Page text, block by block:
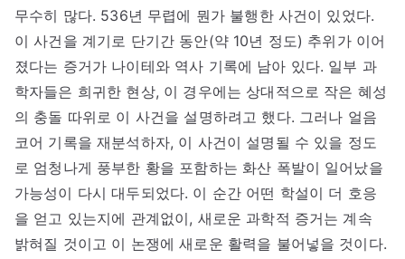
무수히 많다. 536년 무렵에 뭔가 불행한 사건이 있었다.
이 사건을 계기로 단기간 동안(약 10년 정도) 추위가 이어
졌다는 증거가 나이테와 역사 기록에 남아 있다. 일부 과
학자들은 희귀한 현상, 이 경우에는 상대적으로 작은 혜성
의 충돌 따위로 이 사건을 설명하려고 했다. 그러나 얼음
코어 기록을 재분석하자, 이 사건이 설명될 수 있을 정도
로 엄청나게 풍부한 황을 포함하는 화산 폭발이 일어났을
가능성이 다시 대두되었다. 이 순간 어떤 학설이 더 호응
을 얻고 있는지에 관계없이, 새로운 과학적 증거는 계속
밝혀질 것이고 이 논쟁에 새로운 활력을 불어넣을 것이다.